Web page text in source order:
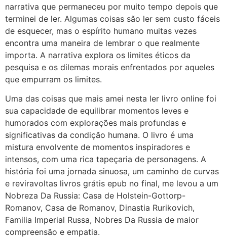
narrativa que permaneceu por muito tempo depois que
terminei de ler. Algumas coisas são ler sem custo fáceis
de esquecer, mas o espírito humano muitas vezes
encontra uma maneira de lembrar o que realmente
importa. A narrativa explora os limites éticos da
pesquisa e os dilemas morais enfrentados por aqueles
que empurram os limites.
Uma das coisas que mais amei nesta ler livro online foi
sua capacidade de equilibrar momentos leves e
humorados com explorações mais profundas e
significativas da condição humana. O livro é uma
mistura envolvente de momentos inspiradores e
intensos, com uma rica tapeçaria de personagens. A
história foi uma jornada sinuosa, um caminho de curvas
e reviravoltas livros grátis epub no final, me levou a um
Nobreza Da Russia: Casa de Holstein-Gottorp-
Romanov, Casa de Romanov, Dinastia Rurikovich,
Familia Imperial Russa, Nobres Da Russia de maior
compreensão e empatia.